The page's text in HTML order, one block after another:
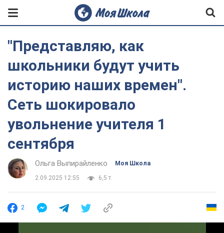
"Представляю, как
школьники будут учить
историю наших времен".
Сеть шокировало
увольнение учителя 1
сентября
Ольга Выпирайленко Моя Школа
2.09.2025 12:55 6,5 т.
2